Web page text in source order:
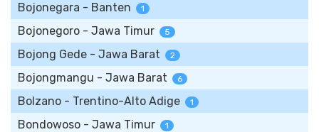
Bojonegara - Banten 1
Bojonegoro - Jawa Timur 5
Bojong Gede - Jawa Barat 2
Bojongmangu - Jawa Barat 6
Bolzano - Trentino-Alto Adige 1
Bondowoso - Jawa Timur 1